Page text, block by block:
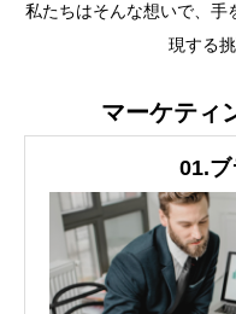
私たちはそんな想いで、手
現する
マーケティ
01.​ブ